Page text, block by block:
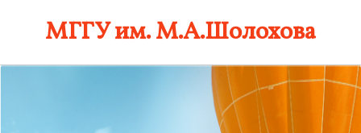
МГГУ им. М.А.Шолохова